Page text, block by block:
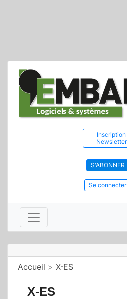
Inscription
Newsletter
S'ABONNER
Se connecter
Accueil > X-ES
X-ES